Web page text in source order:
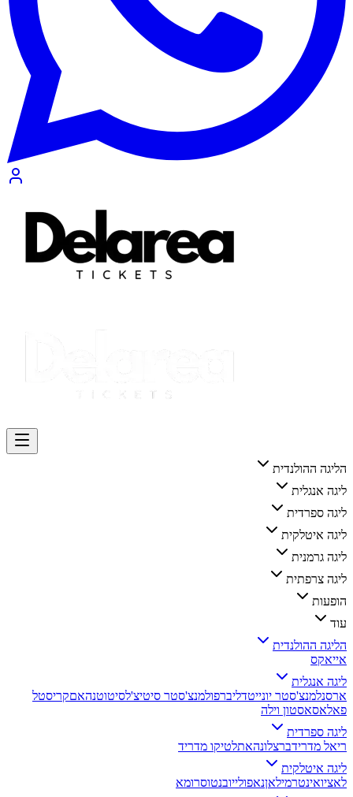
הליגה ההולנדית
ליגה אנגלית
ליגה ספרדית
ליגה איטלקית
ליגה גרמנית
ליגה צרפתית
הופעות
עוד
הליגה ההולנדית
אייאקס
ליגה אנגלית
ארסנלמנצ'סטר יונייטדליברפולמנצ'סטר סיטיצ'לסיטוטנהאםקריסטל
פאלאסאסטון וילה
ליגה ספרדית
ריאל מדרידברצלונהאתלטיקו מדריד
ליגה איטלקית
לאציואינטרמילאןנאפולייובנטוסרומא